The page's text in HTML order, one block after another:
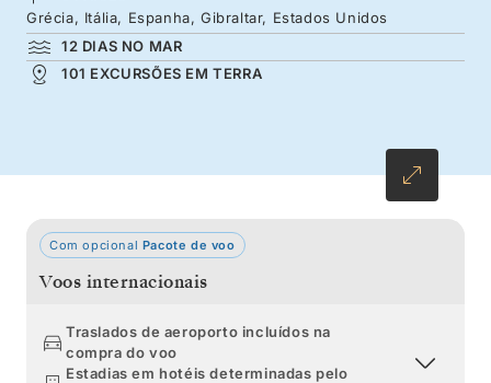
Esparta ao berço dos Jogos Olímpicos,
persistem enquanto você cruza o Atlântico.
Grécia, Itália, Espanha, Gibraltar, Estados Unidos
12 DIAS NO MAR
101 EXCURSÕES EM TERRA
Com opcional Pacote de voo
Voos internacionais
Traslados de aeroporto incluídos na
compra do voo
Estadias em hotéis determinadas pelo